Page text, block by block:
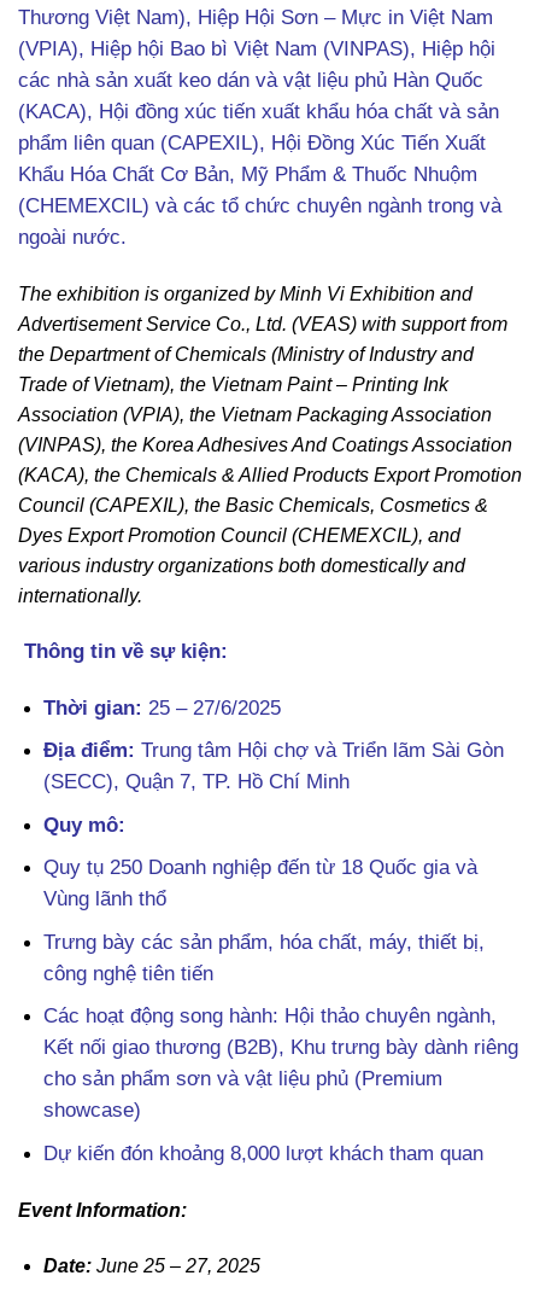
Thương Việt Nam), Hiệp Hội Sơn – Mực in Việt Nam
(VPIA), Hiệp hội Bao bì Việt Nam (VINPAS), Hiệp hội
các nhà sản xuất keo dán và vật liệu phủ Hàn Quốc
(KACA), Hội đồng xúc tiến xuất khẩu hóa chất và sản
phẩm liên quan (CAPEXIL), Hội Đồng Xúc Tiến Xuất
Khẩu Hóa Chất Cơ Bản, Mỹ Phẩm & Thuốc Nhuộm
(CHEMEXCIL) và các tổ chức chuyên ngành trong và
ngoài nước.
The exhibition is organized by Minh Vi Exhibition and
Advertisement Service Co., Ltd. (VEAS) with support from
the Department of Chemicals (Ministry of Industry and
Trade of Vietnam), the Vietnam Paint – Printing Ink
Association (VPIA), the Vietnam Packaging Association
(VINPAS), the Korea Adhesives And Coatings Association
(KACA), the Chemicals & Allied Products Export Promotion
Council (CAPEXIL), the Basic Chemicals, Cosmetics &
Dyes Export Promotion Council (CHEMEXCIL), and
various industry organizations both domestically and
internationally.
Thông tin về sự kiện:
Thời gian: 25 – 27/6/2025
Địa điểm: Trung tâm Hội chợ và Triển lãm Sài Gòn
(SECC), Quận 7, TP. Hồ Chí Minh
Quy mô:
Quy tụ 250 Doanh nghiệp đến từ 18 Quốc gia và
Vùng lãnh thổ
Trưng bày các sản phẩm, hóa chất, máy, thiết bị,
công nghệ tiên tiến
Các hoạt động song hành: Hội thảo chuyên ngành,
Kết nối giao thương (B2B), Khu trưng bày dành riêng
cho sản phẩm sơn và vật liệu phủ (Premium
showcase)
Dự kiến đón khoảng 8,000 lượt khách tham quan
Event Information:
Date:June 25 – 27, 2025